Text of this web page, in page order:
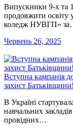
Випускники 9-х та
продовжити освіту
коледж НУВГП»
Червень 26, 2025
Вступна кампанія
захист Батьківщини!
В Україні
навчальних
провідних…